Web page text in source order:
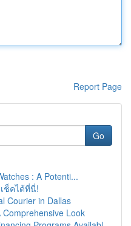
Report Page
Go
: A Potenti...
ช็คได้ที่นี่!
Courier in Dallas
Look